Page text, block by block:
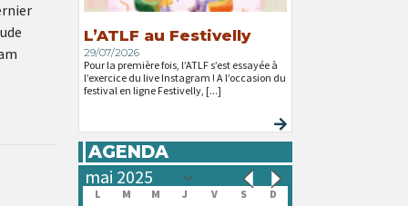
L’ATLF au Festivelly
29/07/2026
Pour la première fois, l’ATLF s’est essayée à
l’exercice du live Instagram ! A l’occasion du
festival en ligne Festivelly, [...]
AGENDA
L M M J V S D